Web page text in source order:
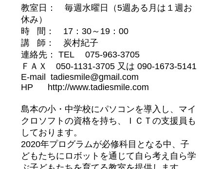
教室日： 毎週水曜日（5週ある月は１週お
休み）
時 間： 17：30～19：00
講 師： 炭村紀子
連絡先： TEL 075-963-3705
ＦＡＸ 050-1131-3705 又は 090-1673-5141
E-mail tadiesmile@gmail.com
HP
http://www.tadiesmile.com
島本の小・中学校にパソコンを導入し、マイ
クロソフトの資格を持ち、ＩＣＴの支援員も
しております。
2020年プログラムが必修科目となる中、子
どもたちにロボットを通じて自ら考え自ら学